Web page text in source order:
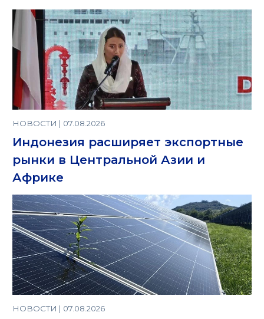
НОВОСТИ | 07.08.2026
Индонезия расширяет экспортные
рынки в Центральной Азии и
Африке
НОВОСТИ | 07.08.2026